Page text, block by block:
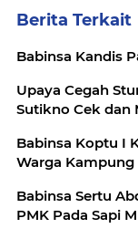
Berita Terkait
Babinsa Kandis
Upaya Cegah
Sutikno Cek dan
Babinsa Koptu I
Warga Kampung
Babinsa Sertu
PMK Pada Sapi